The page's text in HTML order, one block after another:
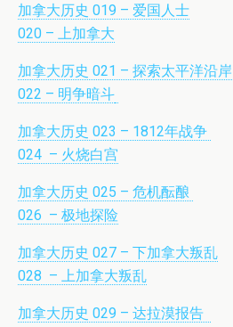
加拿大历史 019 – 爱国人士
020 – 上加拿大
加拿大历史 021 – 探索太平洋沿岸
022 – 明争暗斗
加拿大历史 023 – 1812年战争
024 – 火烧白宫
加拿大历史 025 – 危机酝酿
026 – 极地探险
加拿大历史 027 – 下加拿大叛乱
028 – 上加拿大叛乱
加拿大历史 029 – 达拉漠报告